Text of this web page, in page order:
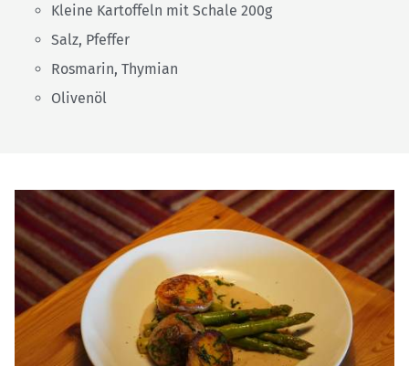
Kleine Kartoffeln mit Schale 200g
Salz, Pfeffer
Rosmarin, Thymian
Olivenöl